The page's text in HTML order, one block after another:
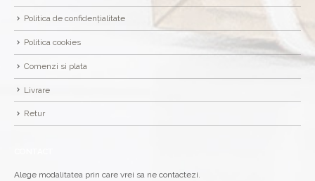
Politica de confidențialitate
Politica cookies
Comenzi si plata
Livrare
Retur
Alege modalitatea prin care vrei sa ne contactezi.